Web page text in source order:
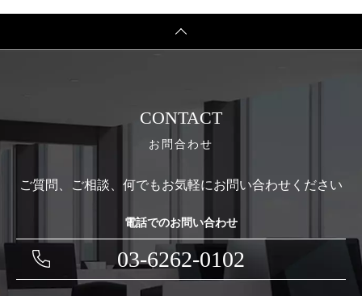
CONTACT
お問合わせ
ご質問、ご相談、何でもお気軽にお問い合わせください
電話でのお問い合わせ
03-6262-0102